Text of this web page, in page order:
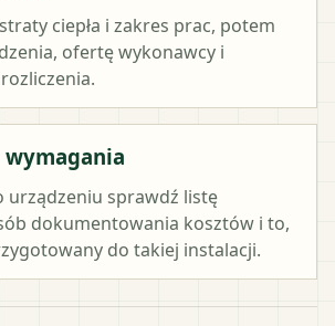
ciepła i zakres prac, potem
ofertę wykonawcy i
wymagania
urządzeniu sprawdź listę
dokumentowania kosztów i to,
do takiej instalacji.